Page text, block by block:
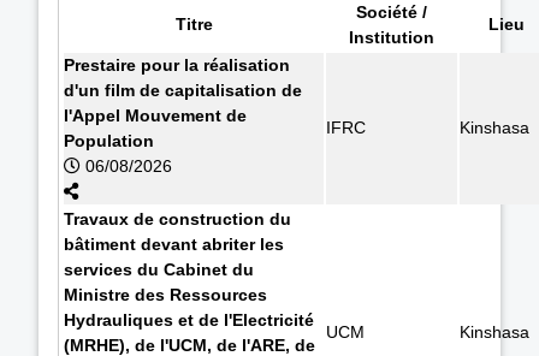
Titre
Société /
Institution
Lieu
Prestaire pour la réalisation
d'un film de capitalisation de
l'Appel Mouvement de
Population
06/08/2026
IFRC Kinshasa
Travaux de construction du
bâtiment devant abriter les
services du Cabinet du
Ministre des Ressources
Hydrauliques et de l'Electricité
(MRHE), de l'UCM, de l'ARE, de
UCM Kinshasa